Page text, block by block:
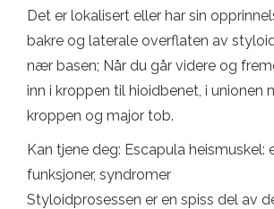
Det er lokalisert eller har sin
bakre og laterale overflaten av
nær basen; Når du går videre og
inn i kroppen til hioidbenet, i unionen
kroppen og major tob.
Kan tjene deg: Escapula heismuskel:
funksjoner, syndromer
Styloidprosessen er en spiss del av